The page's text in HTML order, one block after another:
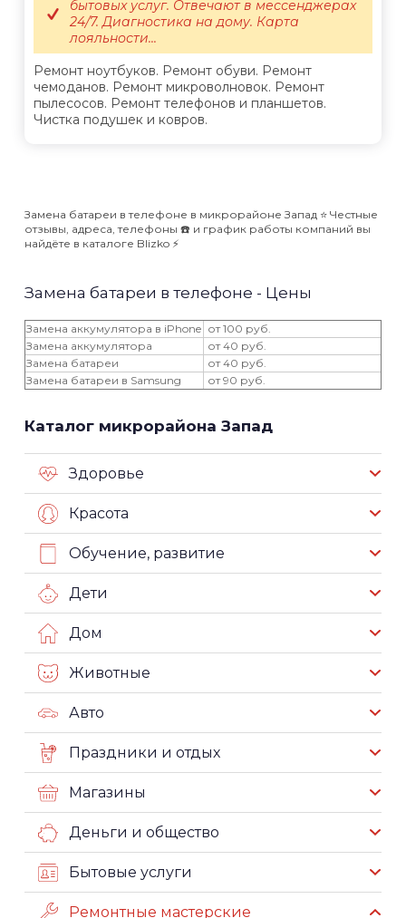
Ремонт ноутбуков. Ремонт обуви. Ремонт
чемоданов. Ремонт микроволновок. Ремонт
пылесосов. Ремонт телефонов и планшетов.
Чистка подушек и ковров.
бытовых услуг. Отвечают в мессенджерах
24/7. Диагностика на дому. Карта
лояльности...
Замена батареи в телефоне в микрорайоне Запад ⭐️ Честные
отзывы, адреса, телефоны ☎️ и график работы компаний вы
найдёте в каталоге Blizko ⚡️
Замена батареи в телефоне - Цены
Замена аккумулятора в iPhone от 100 руб.
Замена аккумулятора
от 40 руб.
Замена батареи
от 40 руб.
Замена батареи в Samsung
от 90 руб.
Каталог микрорайона Запад
Здоровье
Красота
Обучение, развитие
Дети
Дом
Животные
Авто
Праздники и отдых
Магазины
Деньги и общество
Бытовые услуги
Ремонтные мастерские